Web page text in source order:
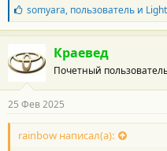
Б
л
а
о
д
а
н
о
с
somyara, пользовательи Light
Краевед
Почетный
25 Фев 2025
rainbow написал(а):